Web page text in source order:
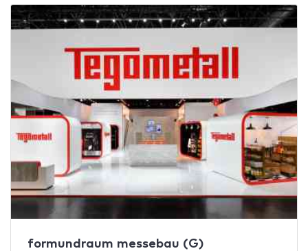
formundraum messebau (G)